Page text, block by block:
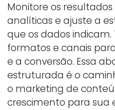
Monitore os
analíticas e ajuste a
que os dados
formatos e canais
e a conversão. Essa
estruturada é o
o marketing de
crescimento para sua